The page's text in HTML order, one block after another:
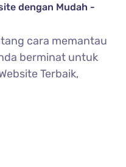
dengan Mudah -
cara memantau
berminat untuk
Terbaik,